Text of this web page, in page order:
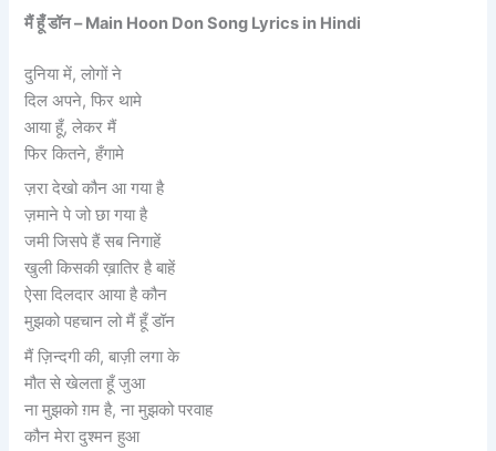
मैं हूँ डॉन – Main Hoon Don Song Lyrics in Hindi
दुनिया में, लोगों ने
दिल अपने, फिर थामे
आया हूँ, लेकर मैं
फिर कितने, हँगामे
ज़रा देखो कौन आ गया है
ज़माने पे जो छा गया है
जमी जिसपे हैं सब निगाहें
खुली किसकी ख़ातिर है बाहें
ऐसा दिलदार आया है कौन
मुझको पहचान लो मैं हूँ डॉन
मैं ज़िन्दगी की, बाज़ी लगा के
मौत से खेलता हूँ जुआ
ना मुझको ग़म है, ना मुझको परवाह
कौन मेरा दुश्मन हुआ